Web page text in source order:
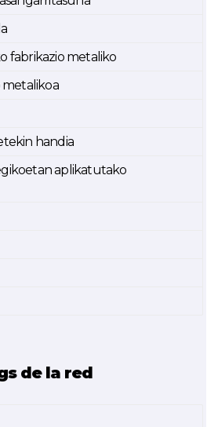
fabrikazio metaliko
metalikoa
handia
aplikatutako
de la red